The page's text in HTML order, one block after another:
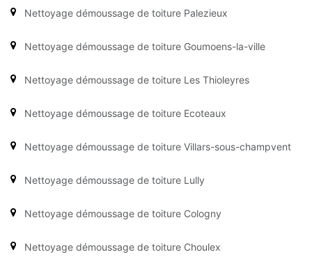
Nettoyage démoussage de toiture Palezieux
Nettoyage démoussage de toiture Goumoens-la-ville
Nettoyage démoussage de toiture Les Thioleyres
Nettoyage démoussage de toiture Ecoteaux
Nettoyage démoussage de toiture Villars-sous-champvent
Nettoyage démoussage de toiture Lully
Nettoyage démoussage de toiture Cologny
Nettoyage démoussage de toiture Choulex